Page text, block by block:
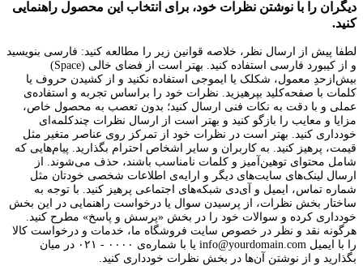
دیگران را با نوشتن نظرات خود، برای انتخاب این محصول راهنمایی
کنید.
لطفا پیش از ارسال نظر، خلاصه قوانین زیر را مطالعه کنید: فارسی بنویسید
و از کیبورد فارسی استفاده کنید. بهتر است از فضای خالی (Space)
بیش‌از‌حدِ معمول، شکلک یا ایموجی استفاده نکنید و از کشیدن حروف یا
کلمات با صفحه‌کلید بپرهیزید. نظرات خود را براساس تجربه و استفاده‌ی
عملی و با دقت به نکات فنی ارسال کنید؛ بدون تعصب به محصول خاص،
مزایا و معایب را بازگو کنید و بهتر است از ارسال نظرات چندکلمه‌‌ای
خودداری کنید. بهتر است در نظرات خود از تمرکز روی عناصر متغیر مثل
قیمت، پرهیز کنید. به کاربران و سایر اشخاص احترام بگذارید. پیام‌هایی که
شامل محتوای توهین‌آمیز و کلمات نامناسب باشند، حذف می‌شوند. از
ارسال لینک‌های سایت‌های دیگر و ارایه‌ی اطلاعات شخصی خودتان مثل
شماره تماس، ایمیل و آی‌دی شبکه‌های اجتماعی پرهیز کنید. با توجه به
ساختار بخش نظرات، از پرسیدن سوال یا درخواست راهنمایی در این بخش
خودداری کرده و سوالات خود را در بخش «پرسش و پاسخ» مطرح کنید.
هرگونه نقد و نظر در خصوص سایت فروشگاه ما، خدمات و درخواست کالا
را با ایمیل info@yourdomain.com یا با شماره‌ی ۰۰۰۰ - ۰۲۱ در میان
بگذارید و از نوشتن آن‌ها در بخش نظرات خودداری کنید.